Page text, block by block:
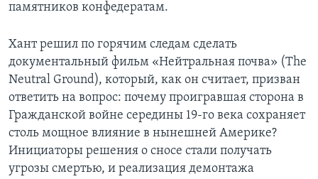
памятников конфедератам.
Хант решил по горячим следам сделать
документальный фильм «Нейтральная почва» (The
Neutral Ground), который, как он считает, призван
ответить на вопрос: почему проигравшая сторона в
Гражданской войне середины 19-го века сохраняет
столь мощное влияние в нынешней Америке?
Инициаторы решения о сносе стали получать
угрозы смертью, и реализация демонтажа